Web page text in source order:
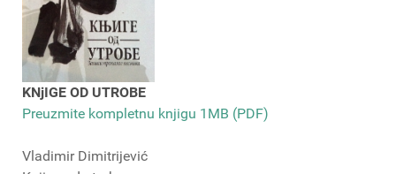
KNjIGE OD UTROBE
Preuzmite kompletnu knjigu 1MB (PDF)
Vladimir Dimitrijević